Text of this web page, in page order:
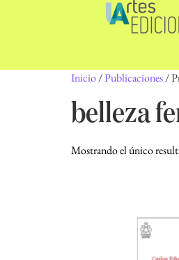
Inicio/Publicaciones/
belleza
Mostrando el único